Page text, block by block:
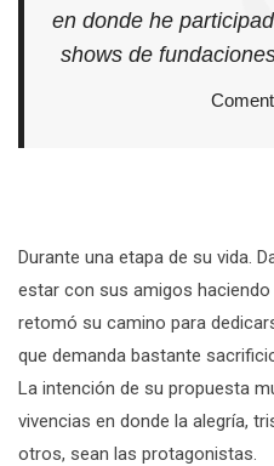
en donde he
shows de
Durante una etapa de su vida.
estar con sus amigos
retomó su camino para
que demanda bastante
La intención de su propuesta
vivencias en donde la alegría,
otros, sean las protagonistas.